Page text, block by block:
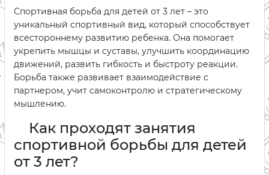
Спортивная борьба для детей от 3 лет – это
уникальный спортивный вид, который способствует
всестороннему развитию ребенка. Она помогает
укрепить мышцы и суставы, улучшить координацию
движений, развить гибкость и быстроту реакции.
Борьба также развивает взаимодействие с
партнером, учит самоконтролю и стратегическому
мышлению.
Как проходят занятия
спортивной борьбы для детей
от 3 лет?